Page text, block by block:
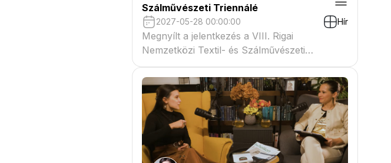
Szálművészeti Triennálé
2027-05-28 00:00:00 Hír
Megnyílt a jelentkezés a VIII. Rigai
Nemzetközi Textil- és Szálművészeti
Triennáléra